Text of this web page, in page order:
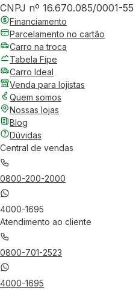
CNPJ nº 16.670.085/0001-55
Financiamento
Parcelamento no cartão
Carro na troca
Tabela Fipe
Carro Ideal
Venda para lojistas
Quem somos
Nossas lojas
Blog
Dúvidas
Central de vendas
0800-200-2000
4000-1695
Atendimento ao cliente
0800-701-2523
4000-1695